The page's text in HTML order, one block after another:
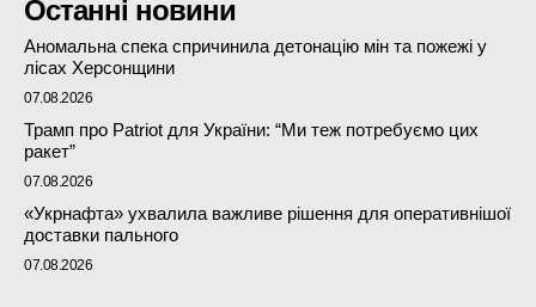
Останні новини
Аномальна спека спричинила детонацію мін та пожежі у
лісах Херсонщини
07.08.2026
Трамп про Patriot для України: “Ми теж потребуємо цих
ракет”
07.08.2026
«Укрнафта» ухвалила важливе рішення для оперативнішої
доставки пального
07.08.2026